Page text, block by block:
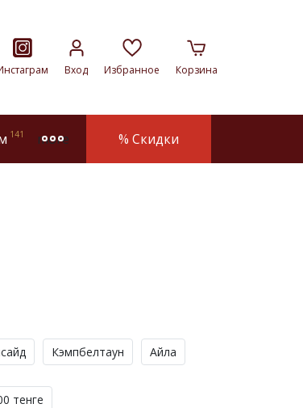
Вход Избранное Корзина
141 more % Скидки
Кэмпбелтаун Айла
тенге